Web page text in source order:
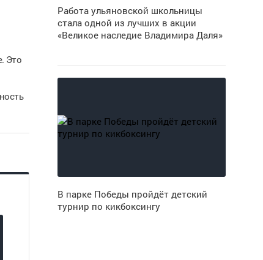
Это
Работа ульяновской школьницы
стала одной из лучших в акции
«Великое наследие Владимира Даля»
В парке Победы пройдёт детский
турнир по кикбоксингу